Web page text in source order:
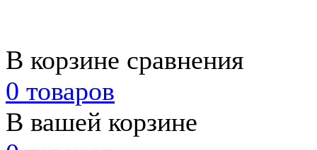
В корзине сравнения
0 товаров
В вашей корзине